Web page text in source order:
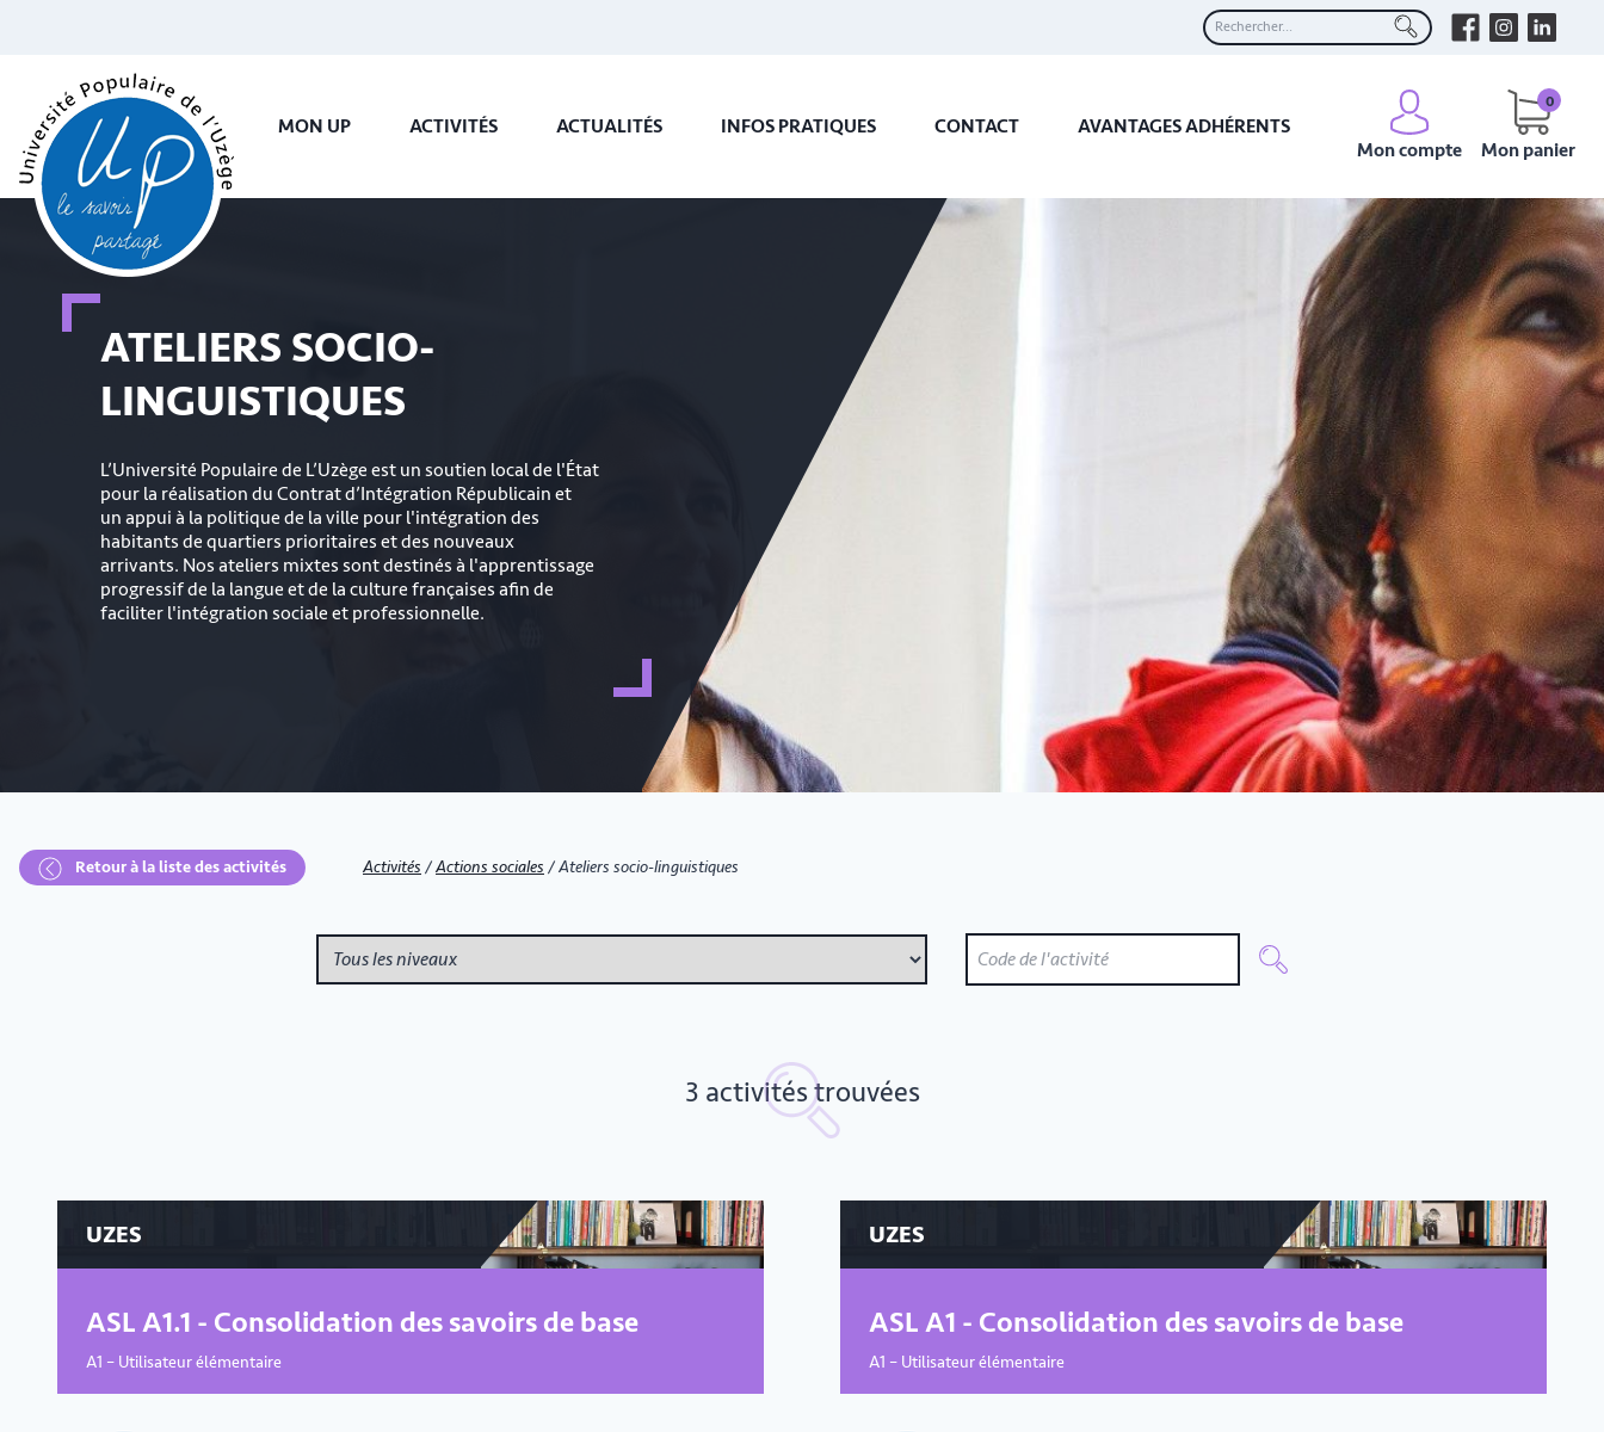
MON UP ACTIVITÉS ACTUALITÉS INFOS PRATIQUES CONTACT
AVANTAGES ADHÉRENTS
Mon compte
Mon panier
0
ATELIERS SOCIO-
LINGUISTIQUES
L’Université Populaire de L’Uzège est un soutien local de l'État
pour la réalisation du Contrat d’Intégration Républicain et
un appui à la politique de la ville pour l'intégration des
habitants de quartiers prioritaires et des nouveaux
arrivants. Nos ateliers mixtes sont destinés à l'apprentissage
progressif de la langue et de la culture françaises afin de
faciliter l'intégration sociale et professionnelle.
Retour à la liste des activités Activités /Actions sociales /Ateliers socio-linguistiques
3 activités trouvées
UZES
ASL A1.1 - Consolidation des savoirs de base
A1 – Utilisateur élémentaire
UZES
ASL A1 - Consolidation des savoirs de base
A1 – Utilisateur élémentaire